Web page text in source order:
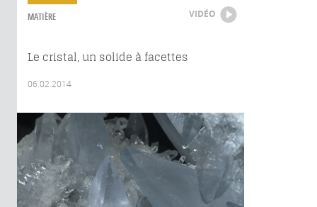
MATIÈRE VIDÉO
Le cristal, un solide à facettes
06.02.2014